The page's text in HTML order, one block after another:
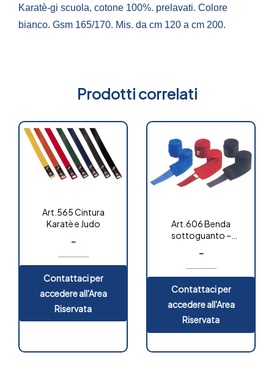
Karatè-gi scuola, cotone 100%. prelavati. Colore
bianco. Gsm 165/170. Mis. da cm 120 a cm 200.
Prodotti correlati
Art.565 Cintura
Karatè e Judo
-
Contattaci per
accedere all'Area
Riservata
Art.606 Benda
sottoguanto –
-
Contattaci per
accedere all'Area
Riservata